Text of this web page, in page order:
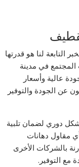
لنا هو قدرتها
في مدينة
عالية وأسعار
عن الجودة والتوفير
دوري لضمان تلبية
مقاول دهانات
بالشركات الأخرى
مع التوفير.